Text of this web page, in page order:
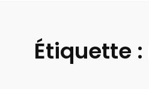
Étiquette :